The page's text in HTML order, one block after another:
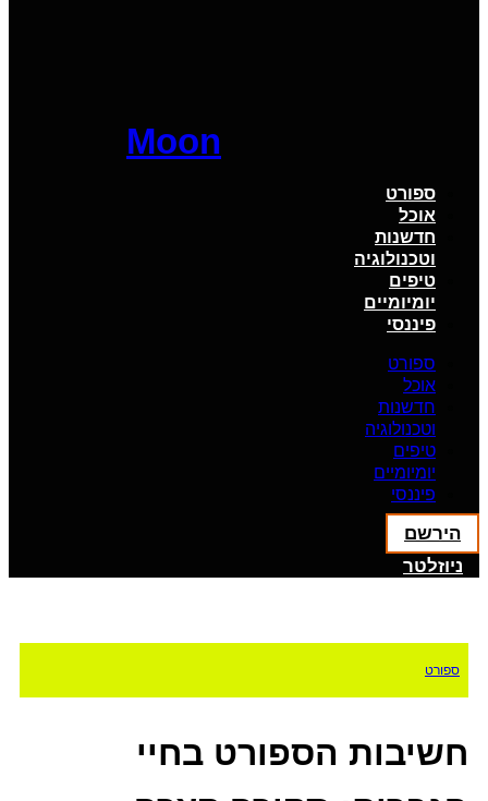
Moon
ספורט
אוכל
חדשנות
וטכנולוגיה
טיפים
יומיומיים
פיננסי
ספורט
אוכל
חדשנות
וטכנולוגיה
טיפים
יומיומיים
פיננסי
הירשם
ניוזלטר
ספורט
חשיבות הספורט בחיי